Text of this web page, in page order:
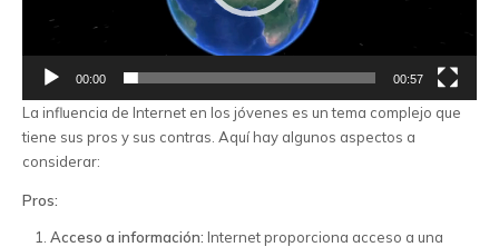
00:00 00:57
La influencia de Internet en los jóvenes es un tema complejo que
tiene sus pros y sus contras. Aquí hay algunos aspectos a
considerar:
Pros:
Acceso a información: Internet proporciona acceso a una